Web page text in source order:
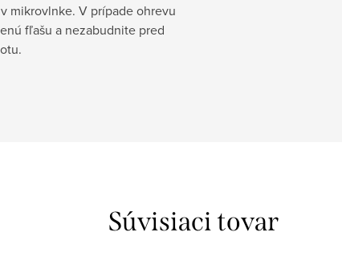
mikrovlnke. V prípade ohrevu
fľašu a nezabudnite pred
Súvisiaci tovar